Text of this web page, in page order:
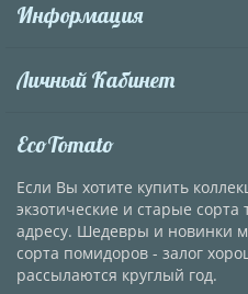
Информация
Личный Кабинет
EcoTomato
Если Вы хотите купить
экзотические и старые
адресу. Шедевры и новинки
сорта помидоров - залог
рассылаются круглый год.